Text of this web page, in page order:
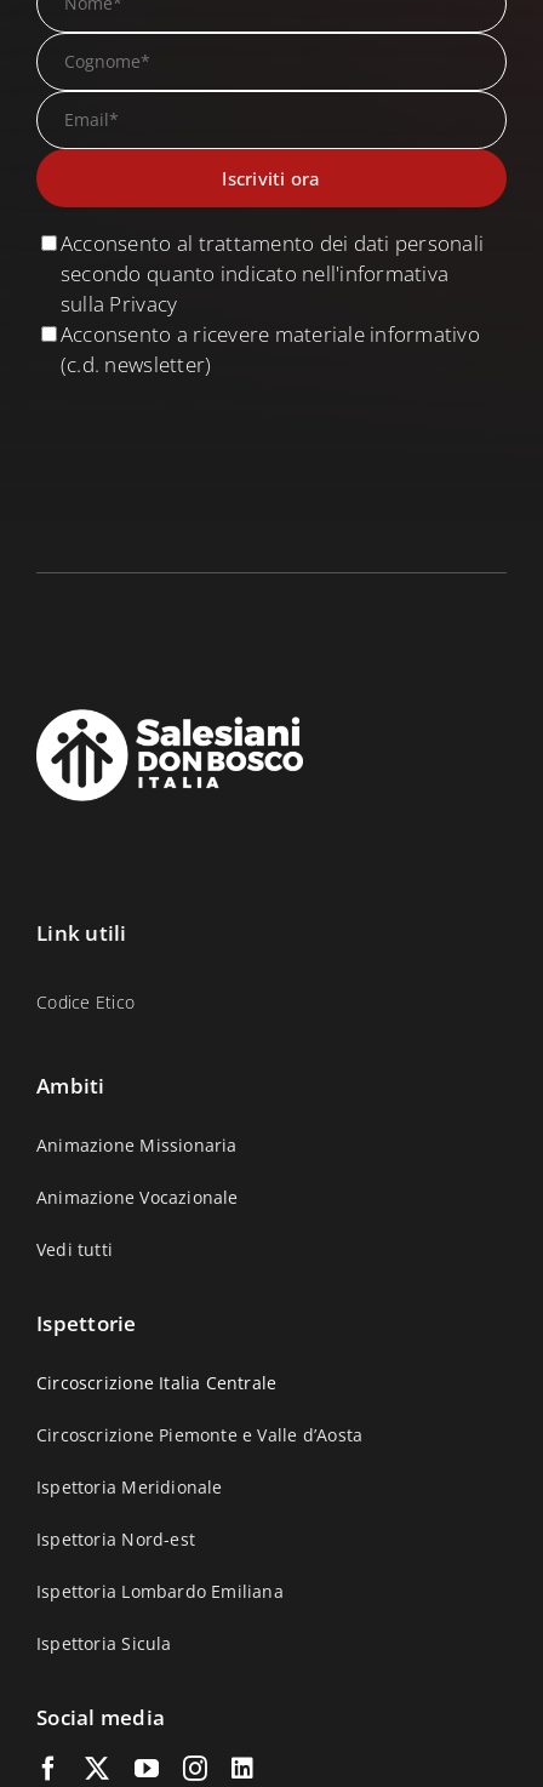
Acconsento al trattamento dei dati personali
secondo quanto indicato nell'informativa
sulla Privacy
Acconsento a ricevere materiale informativo
(c.d. newsletter)
Link utili
Codice Etico
Ambiti
Animazione Missionaria
Animazione Vocazionale
Vedi tutti
Ispettorie
Circoscrizione Italia Centrale
Circoscrizione Piemonte e Valle d’Aosta
Ispettoria Meridionale
Ispettoria Nord-est
Ispettoria Lombardo Emiliana
Ispettoria Sicula
Social media